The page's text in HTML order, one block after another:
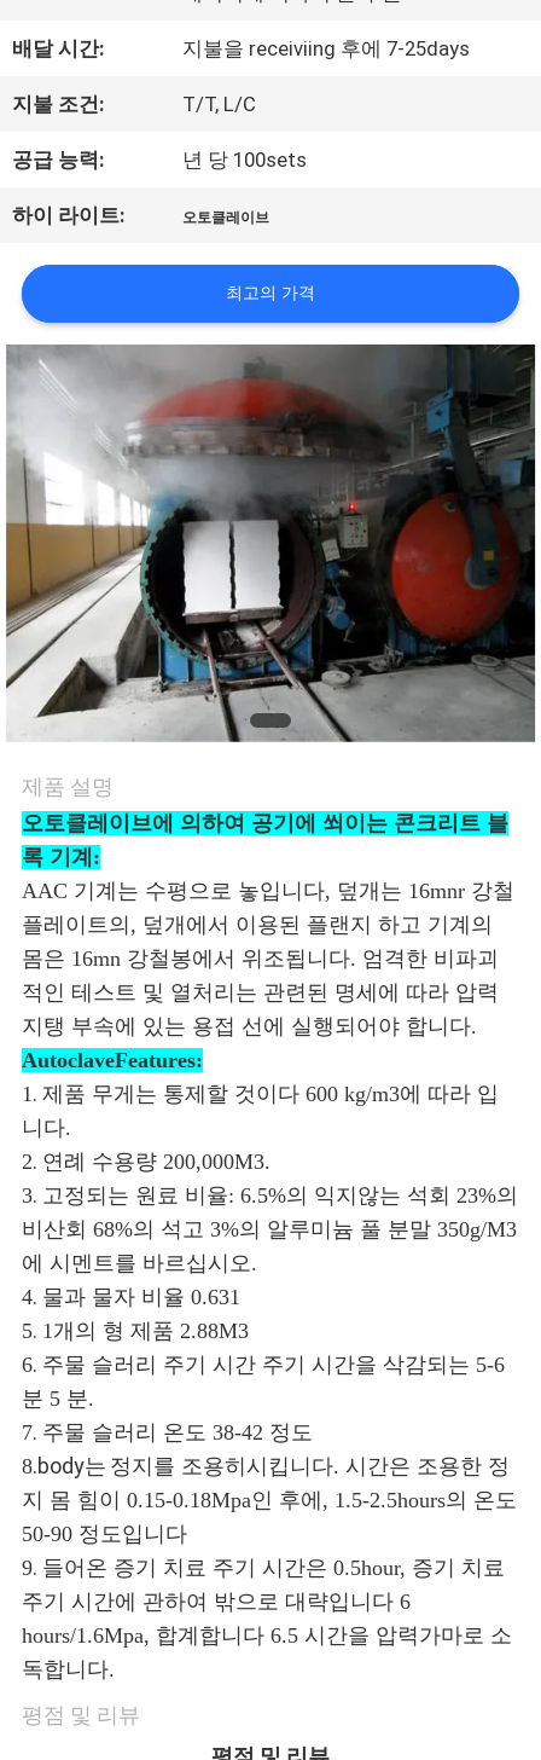
품
질
관
리
연
락
주
세
요
뉴
스
인
용
문
을
요
구
하
세
요
사
이
트
맵
개
인
정
보
배달 시간: 지불을 receiviing 후에 7-25days
지불 조건: T/T, L/C
공급 능력: 년 당 100sets
하이 라이트: 오토클레이브
최고의 가격
제품 설명
오토클레이브에 의하여 공기에 쐬이는 콘크리트 블
록 기계:
AAC 기계는 수평으로 놓입니다, 덮개는 16mnr 강철
플레이트의, 덮개에서 이용된 플랜지 하고 기계의
몸은 16mn 강철봉에서 위조됩니다. 엄격한 비파괴
적인 테스트 및 열처리는 관련된 명세에 따라 압력
지탱 부속에 있는 용접 선에 실행되어야 합니다.
AutoclaveFeatures:
1. 제품 무게는 통제할 것이다 600 kg/m3에 따라 입
니다.
2. 연례 수용량 200,000M3.
3. 고정되는 원료 비율: 6.5%의 익지않는 석회 23%의
비산회 68%의 석고 3%의 알루미늄 풀 분말 350g/M3
에 시멘트를 바르십시오.
4. 물과 물자 비율 0.631
5. 1개의 형 제품 2.88M3
6. 주물 슬러리 주기 시간 주기 시간을 삭감되는 5-6
분 5 분.
7. 주물 슬러리 온도 38-42 정도
8.body는 정지를 조용히시킵니다. 시간은 조용한 정
지 몸 힘이 0.15-0.18Mpa인 후에, 1.5-2.5hours의 온도
50-90 정도입니다
9. 들어온 증기 치료 주기 시간은 0.5hour, 증기 치료
주기 시간에 관하여 밖으로 대략입니다 6
hours/1.6Mpa, 합계합니다 6.5 시간을 압력가마로 소
독합니다.
평점 및 리뷰